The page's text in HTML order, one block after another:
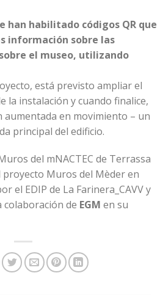
han habilitado códigos QR que
información sobre las
el museo, utilizando
está previsto ampliar el
la instalación y cuando finalice,
aumentada en movimiento – un
principal del edificio.
del mNACTEC de Terrassa
proyecto Muros del Mèder en
el EDIP de La Farinera_CAVVy
colaboración de EGM en su